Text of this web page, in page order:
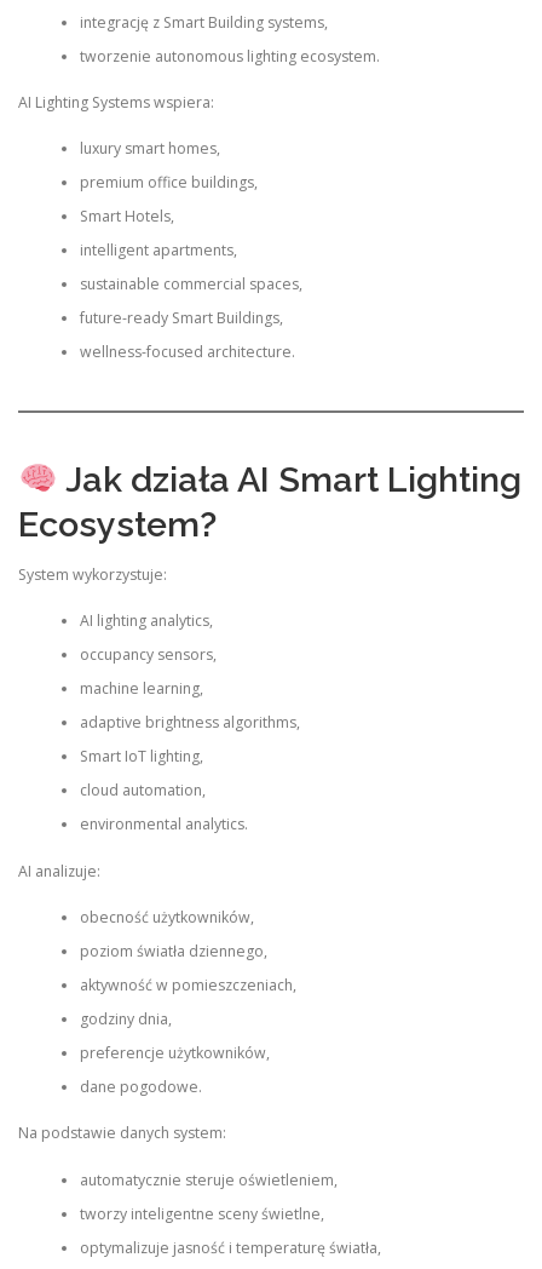
integrację z Smart Building systems,
tworzenie autonomous lighting ecosystem.
AI Lighting Systems wspiera:
luxury smart homes,
premium office buildings,
Smart Hotels,
intelligent apartments,
sustainable commercial spaces,
future-ready Smart Buildings,
wellness-focused architecture.
Jak działa AI Smart Lighting
Ecosystem?
System wykorzystuje:
AI lighting analytics,
occupancy sensors,
machine learning,
adaptive brightness algorithms,
Smart IoT lighting,
cloud automation,
environmental analytics.
AI analizuje:
obecność użytkowników,
poziom światła dziennego,
aktywność w pomieszczeniach,
godziny dnia,
preferencje użytkowników,
dane pogodowe.
Na podstawie danych system:
automatycznie steruje oświetleniem,
tworzy inteligentne sceny świetlne,
optymalizuje jasność i temperaturę światła,